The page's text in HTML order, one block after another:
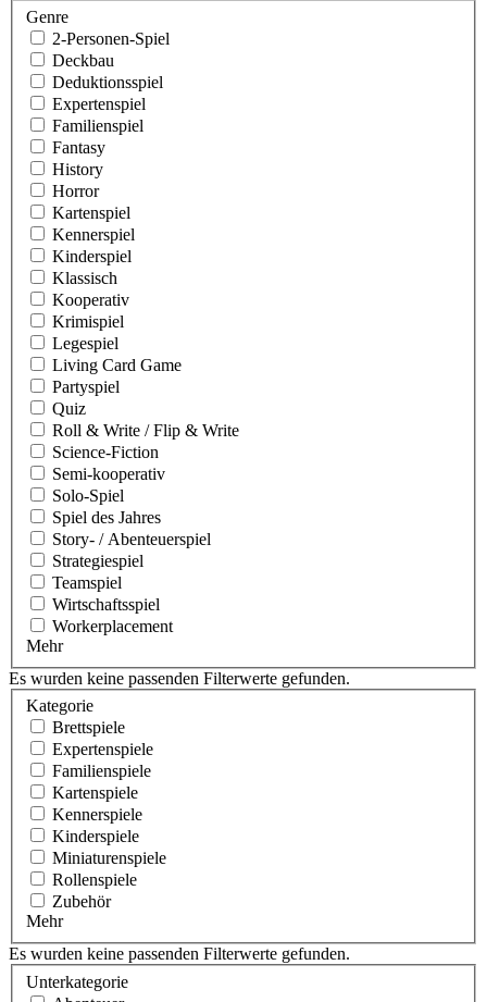
Genre
2-Personen-Spiel
Deckbau
Deduktionsspiel
Expertenspiel
Familienspiel
Fantasy
History
Horror
Kartenspiel
Kennerspiel
Kinderspiel
Klassisch
Kooperativ
Krimispiel
Legespiel
Living Card Game
Partyspiel
Quiz
Roll & Write / Flip & Write
Science-Fiction
Semi-kooperativ
Solo-Spiel
Spiel des Jahres
Story- / Abenteuerspiel
Strategiespiel
Teamspiel
Wirtschaftsspiel
Workerplacement
Mehr
Es wurden keine passenden Filterwerte gefunden.
Kategorie
Brettspiele
Expertenspiele
Familienspiele
Kartenspiele
Kennerspiele
Kinderspiele
Miniaturenspiele
Rollenspiele
Zubehör
Mehr
Es wurden keine passenden Filterwerte gefunden.
Unterkategorie